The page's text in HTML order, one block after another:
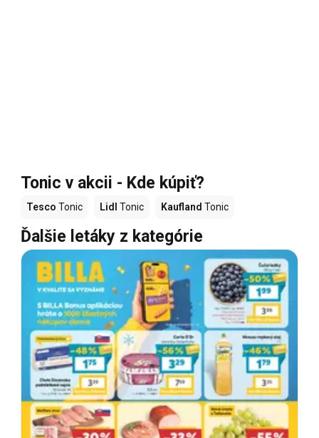
Tonic v akcii - Kde kúpiť?
Tesco Tonic Lidl Tonic Kaufland Tonic
Ďalšie letáky z kategórie